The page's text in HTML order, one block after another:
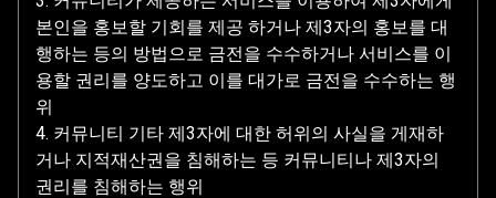
본인을 홍보할 기회를 제공 하거나 제3자의 홍보를 대
행하는 등의 방법으로 금전을 수수하거나 서비스를 이
용할 권리를 양도하고 이를 대가로 금전을 수수하는 행
위
4. 커뮤니티 기타 제3자에 대한 허위의 사실을 게재하
거나 지적재산권을 침해하는 등 커뮤니티나 제3자의
권리를 침해하는 행위